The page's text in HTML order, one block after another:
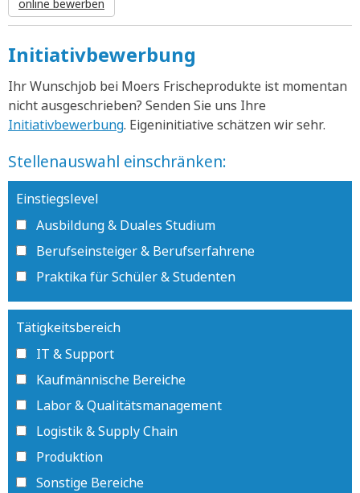
online bewerben
Initiativbewerbung
Ihr Wunschjob bei Moers Frischeprodukte ist momentan
nicht ausgeschrieben? Senden Sie uns Ihre
Initiativbewerbung. Eigeninitiative schätzen wir sehr.
Stellenauswahl einschränken:
Einstiegslevel
Ausbildung & Duales Studium
Berufseinsteiger & Berufserfahrene
Praktika für Schüler & Studenten
Tätigkeitsbereich
IT & Support
Kaufmännische Bereiche
Labor & Qualitätsmanagement
Logistik & Supply Chain
Produktion
Sonstige Bereiche